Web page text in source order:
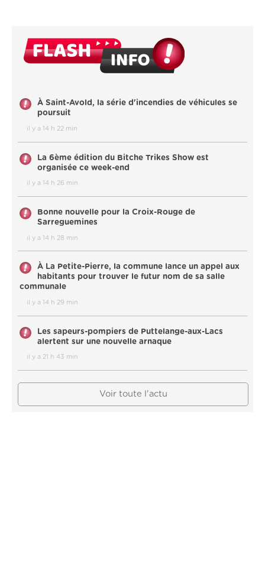
À Saint-Avold, la série d'incendies de véhicules se
poursuit
il y a 14 h 22 min
La 6ème édition du Bitche Trikes Show est
organisée ce week-end
il y a 14 h 26 min
Bonne nouvelle pour la Croix-Rouge de
Sarreguemines
il y a 14 h 28 min
À La Petite-Pierre, la commune lance un appel aux
habitants pour trouver le futur nom de sa salle
communale
il y a 14 h 29 min
Les sapeurs-pompiers de Puttelange-aux-Lacs
alertent sur une nouvelle arnaque
il y a 21 h 43 min
Voir toute l'actu